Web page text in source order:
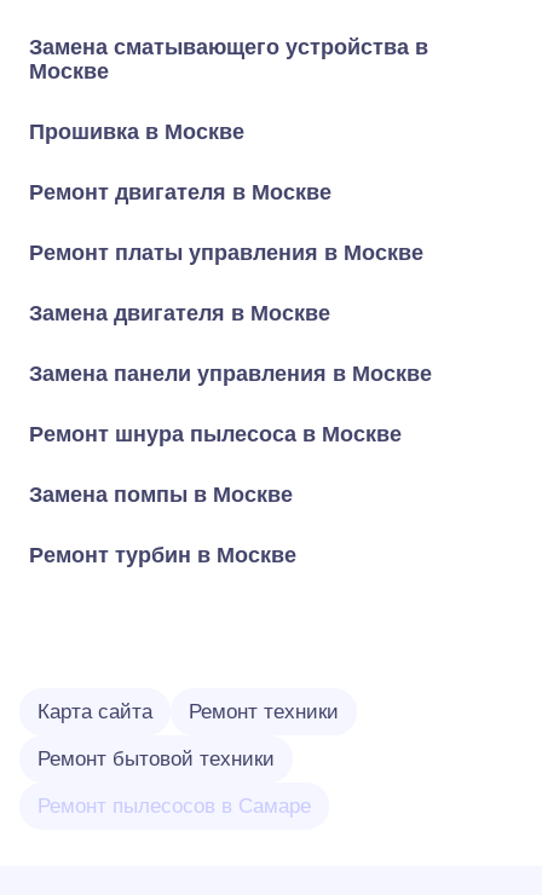
Замена сматывающего устройства в
Москве
Прошивка в Москве
Ремонт двигателя в Москве
Ремонт платы управления в Москве
Замена двигателя в Москве
Замена панели управления в Москве
Ремонт шнура пылесоса в Москве
Замена помпы в Москве
Ремонт турбин в Москве
Карта сайта Ремонт техники
Ремонт бытовой техники
Ремонт пылесосов в Самаре